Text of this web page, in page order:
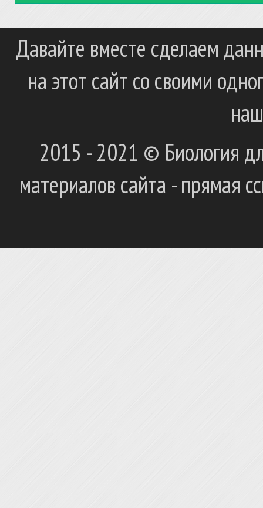
Давайте вместе сделаем
на этот сайт со своими
2015 - 2021 © Биология
материалов сайта - прямая